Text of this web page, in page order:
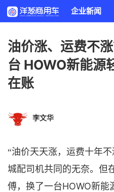
企业新闻
油价涨、运费不
台 HOWO新能源
在账
李文华
“油价天天涨，运费十年
城配司机共同的无奈。 但
傅，换了一台HOWO新能